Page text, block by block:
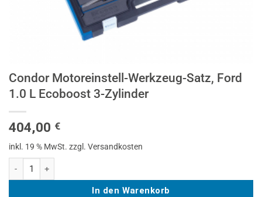
Condor Motoreinstell-Werkzeug-Satz, Ford
1.0 L Ecoboost 3-Zylinder
404,00 €
inkl. 19 % MwSt. zzgl. Versandkosten
Condor Motoreinstell-Werkzeug-Satz, Ford 1.0 L Ecoboost 3-Zylinder
In den Warenkorb